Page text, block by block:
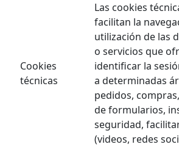
Cookies
técnicas
Las cookies
facilitan la
utilización de las
o servicios que
identificar la
a determinadas
pedidos,
de formularios,
seguridad,
(videos, redes